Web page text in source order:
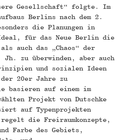
Gesellschaft“ folgte. Im
Berlins nach dem 2.
die Planungen in
Ideal, für das Neue Berlin die
auch das „Chaos“ der
zu überwinden, aber auch
und sozialen Ideen
der 20er Jahre zu
basieren auf einem im
Projekt von Dutschke
auf Typenprojekten
die Freiraumkonzepte,
Farbe des Gebiets,